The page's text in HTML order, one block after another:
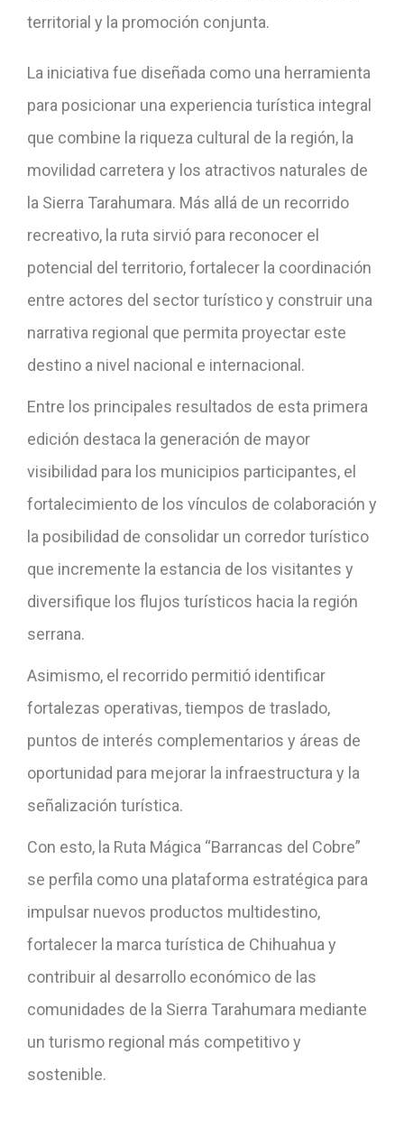
territorial y la promoción conjunta.
La iniciativa fue diseñada como una herramienta
para posicionar una experiencia turística integral
que combine la riqueza cultural de la región, la
movilidad carretera y los atractivos naturales de
la Sierra Tarahumara. Más allá de un recorrido
recreativo, la ruta sirvió para reconocer el
potencial del territorio, fortalecer la coordinación
entre actores del sector turístico y construir una
narrativa regional que permita proyectar este
destino a nivel nacional e internacional.
Entre los principales resultados de esta primera
edición destaca la generación de mayor
visibilidad para los municipios participantes, el
fortalecimiento de los vínculos de colaboración y
la posibilidad de consolidar un corredor turístico
que incremente la estancia de los visitantes y
diversifique los flujos turísticos hacia la región
serrana.
Asimismo, el recorrido permitió identificar
fortalezas operativas, tiempos de traslado,
puntos de interés complementarios y áreas de
oportunidad para mejorar la infraestructura y la
señalización turística.
Con esto, la Ruta Mágica “Barrancas del Cobre”
se perfila como una plataforma estratégica para
impulsar nuevos productos multidestino,
fortalecer la marca turística de Chihuahua y
contribuir al desarrollo económico de las
comunidades de la Sierra Tarahumara mediante
un turismo regional más competitivo y
sostenible.